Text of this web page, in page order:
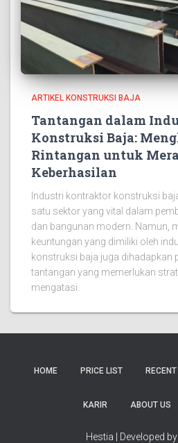
ARTIKEL KONSTRUKSI BAJA
Tantangan dalam
Konstruksi Baja:
Rintangan untuk
Keberhasilan
Industri kontraktor konstruksi
satu sektor yang vital dalam
dan bangunan modern. Namun,
keuntungan yang dimiliki oleh
konstruksi baja juga dihadapkan
tantangan yang memerlukan
mengatasi.
HOME PRICE LIST
KARIR ABOUT US
Hestia | Developed by